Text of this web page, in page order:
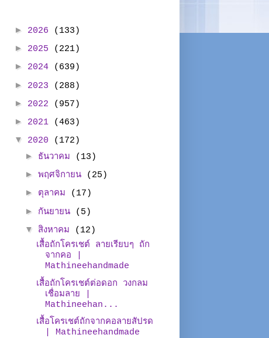
► 2026
(133)
► 2025
(221)
► 2024
(639)
► 2023
(288)
► 2022
(957)
► 2021
(463)
▼ 2020
(172)
► ธันวาคม
(13)
► พฤศจิกายน
(25)
► ตุลาคม
(17)
► กันยายน
(5)
▼ สิงหาคม
(12)
เสื้อถักโครเชต์ ลายเรียบๆ ถัก
จากคอ |
Mathineehandmade
เสื้อถักโครเชต์ต่อดอก วงกลม
เชื่อมลาย |
Mathineehan...
เสื้อโครเชต์ถักจากคอลายสัปรด
| Mathineehandmade